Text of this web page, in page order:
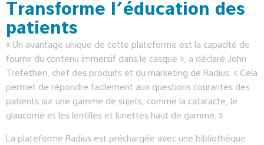
Transforme l’éducation des
patients
« Un avantage unique de cette plateforme est la capacité de
fournir du contenu immersif dans le casque », a déclaré John
Trefethen, chef des produits et du marketing de Radius. « Cela
permet de répondre facilement aux questions courantes des
patients sur une gamme de sujets, comme la cataracte, le
glaucome et les lentilles et lunettes haut de gamme. »
La plateforme Radius est préchargée avec une bibliothèque